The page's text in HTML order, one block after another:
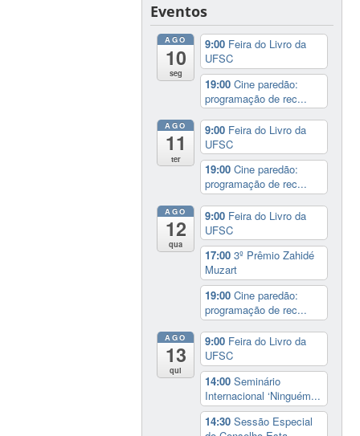
Eventos
AGO
10
seg
9:00 Feira do Livro da
UFSC
19:00Cine paredão:
programação de rec...
AGO
11
ter
9:00 Feira do Livro da
UFSC
19:00Cine paredão:
programação de rec...
AGO
12
qua
9:00 Feira do Livro da
UFSC
17:003º Prêmio Zahidé
Muzart
19:00Cine paredão:
programação de rec...
AGO
13
qui
9:00 Feira do Livro da
UFSC
14:00Seminário
Internacional ‘Ninguém...
14:30Sessão Especial